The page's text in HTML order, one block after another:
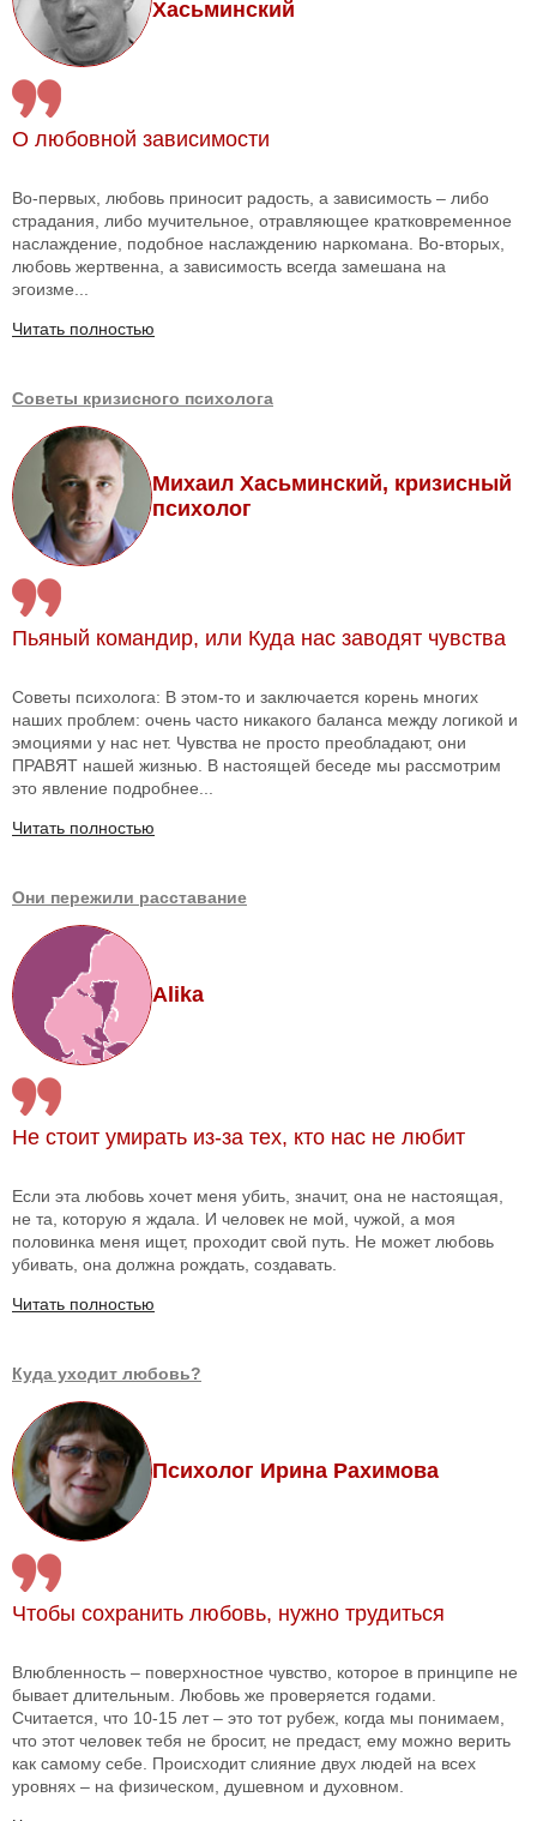
Хасьминский
О любовной зависимости
Во-первых, любовь приносит радость, а зависимость – либо
страдания, либо мучительное, отравляющее кратковременное
наслаждение, подобное наслаждению наркомана. Во-вторых,
любовь жертвенна, а зависимость всегда замешана на
эгоизме...
Читать полностью
Советы кризисного психолога
Михаил Хасьминский, кризисный
психолог
Пьяный командир, или Куда нас заводят чувства
Советы психолога: В этом-то и заключается корень многих
наших проблем: очень часто никакого баланса между логикой и
эмоциями у нас нет. Чувства не просто преобладают, они
ПРАВЯТ нашей жизнью. В настоящей беседе мы рассмотрим
это явление подробнее...
Читать полностью
Они пережили расставание
Alika
Не стоит умирать из-за тех, кто нас не любит
Если эта любовь хочет меня убить, значит, она не настоящая,
не та, которую я ждала. И человек не мой, чужой, а моя
половинка меня ищет, проходит свой путь. Не может любовь
убивать, она должна рождать, создавать.
Читать полностью
Куда уходит любовь?
Психолог Ирина Рахимова
Чтобы сохранить любовь, нужно трудиться
Влюбленность – поверхностное чувство, которое в принципе не
бывает длительным. Любовь же проверяется годами.
Считается, что 10-15 лет – это тот рубеж, когда мы понимаем,
что этот человек тебя не бросит, не предаст, ему можно верить
как самому себе. Происходит слияние двух людей на всех
уровнях – на физическом, душевном и духовном.